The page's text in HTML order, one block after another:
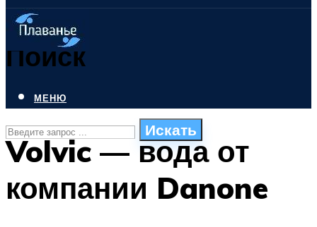
Поиск
Искать
ПЛАВАНЬЕ ДЛЯ ДЕТЕЙ
МЕНЮ
Volvic — вода от
компании Danone